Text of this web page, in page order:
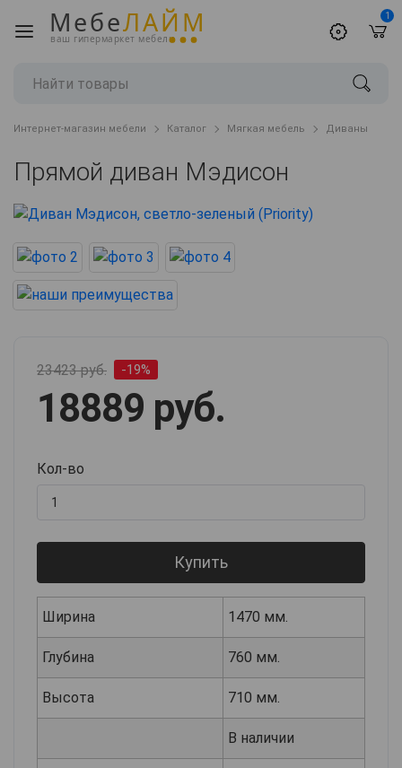
МебеЛАЙМ
ваш гипермаркет мебели
1
Интернет-магазин мебели Каталог Мягкая мебель Диваны
Прямой диван Мэдисон
23423 руб. -19%
18889 руб.
Кол-во
Купить
Ширина 1470 мм.
Глубина 760 мм.
Высота 710 мм.
В наличии